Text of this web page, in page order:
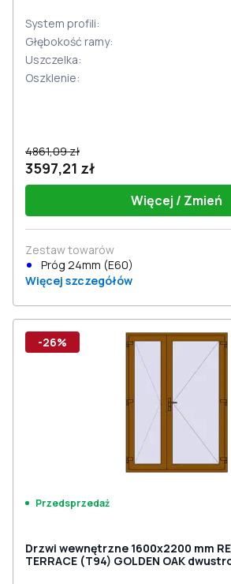
System profili:
Głębokość ramy:
Uszczelka:
Oszklenie:
4861,09 zł
3597,21 zł
Więcej / Zmień
Zestaw towarów
Próg 24mm (E60)
Więcej szczegółów
-26%
Przedsprzedaż
Drzwi wewnętrzne 1600x2200 mm
TERRACE (Т94) GOLDEN OAK